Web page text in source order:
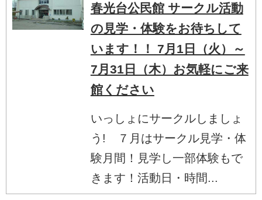
春光台公民館 サークル活動
の見学・体験をお待ちして
います！！ 7月1日（火）～
7月31日（木）お気軽にご来
館ください
いっしょにサークルしましょ
う! ７月はサークル見学・体
験月間！見学し一部体験もで
きます！活動日・時間...